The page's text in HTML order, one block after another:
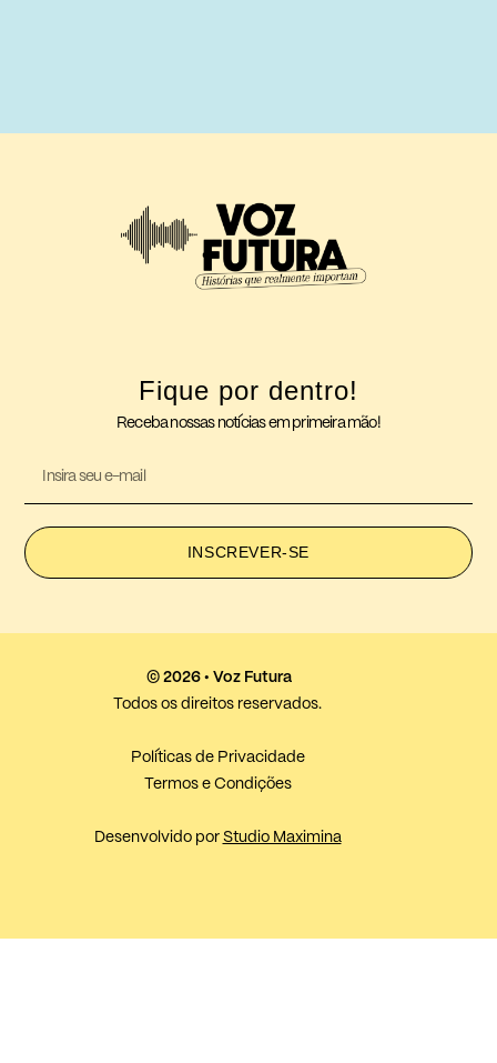
Fique por dentro!
Receba nossas notícias em primeira mão!
INSCREVER-SE
© 2026 • Voz Futura
Todos os direitos reservados.
Políticas de Privacidade
Termos e Condições
Desenvolvido por Studio Maximina